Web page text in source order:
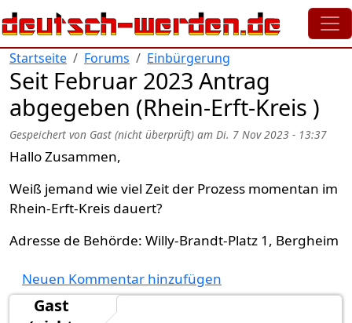
Direkt zum Inhalt
Startseite Forums Einbürgerung
Seit Februar 2023 Antrag
abgegeben (Rhein-Erft-Kreis )
Gespeichert von Gast (nicht überprüft) am Di. 7 Nov 2023 - 13:37
Hallo Zusammen,
Weiß jemand wie viel Zeit der Prozess momentan im
Rhein-Erft-Kreis dauert?
Adresse de Behörde: Willy-Brandt-Platz 1, Bergheim
Neuen Kommentar hinzufügen
Gast